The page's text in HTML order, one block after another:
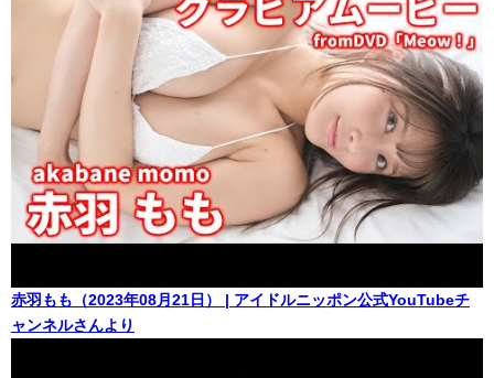
赤羽もも（2023年08月21日） | アイドルニッポン公式YouTubeチ
ャンネルさんより